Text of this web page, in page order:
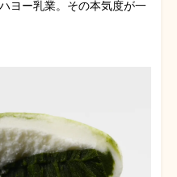
ヨー乳業。その本気度が一